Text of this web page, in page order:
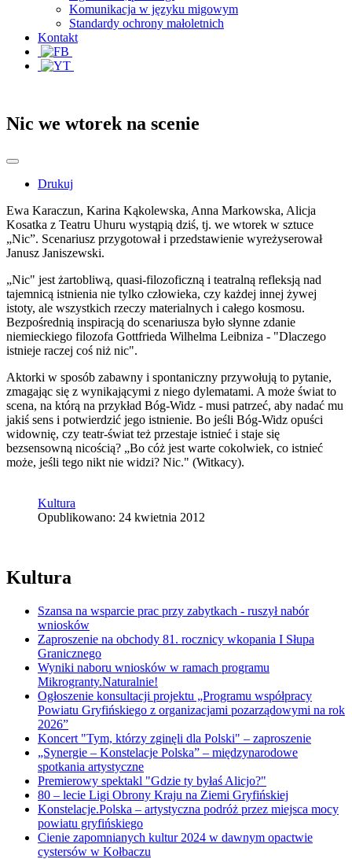
Komunikacja w języku migowym
Standardy ochrony małoletnich
Kontakt
Nic we wtorek na scenie
Drukuj
Ewa Karaczun, Karina Kąkolewska, Anna Markowska, Alicja
Kosatka z Teatru Uhuru wystąpią dziś, tj. we wtorek w sztuce
„Nic”. Scenariusz przygotował i przedstawienie wyreżyserował
Janusz Janiszewski.
„Nic" jest żartobliwą, quasi-filozoficzną i teatralną refleksją nad
tajemnicą istnienia nie tylko człowieka, czy każdej innej żywej
istoty, ale wszystkich rzeczy materialnych i całego kosmosu.
Bezpośrednią inspiracją do scenariusza było słynne zdanie
niemieckiego filozofa Gottfrieda Wilhelma Leibniza - "Dlaczego
istnieje raczej coś niż nic".
Aktorki w sposób zabawny i spontaniczny przywołują to pytanie,
zmagając się z wynikającymi z niego dylematami. A może świat to
scena, na którą na przykład Bóg-Widz - musi patrzeć, aby nadać mu
jakiś sens i potwierdzić jego istnienie. Bo jeśli Bóg-Widz opuści
widownię, czy teatr-świat też przestaje istnieć i staje się
bezsensowną nicością? „Bo cóż jest warte cokolwiek, co istnieć
może, jeśli tego nikt nie widzi? Nic." (Witkacy).
Kultura
Opublikowano: 24 kwietnia 2012
Kultura
Szansa na wsparcie prac przy zabytkach - ruszył nabór
wniosków
Zaproszenie na obchody 81. rocznicy wkopania I Słupa
Granicznego
Wyniki naboru wniosków w ramach programu
Mikrogranty.Naturalnie!
Ogłoszenie konsultacji projektu „Programu współpracy
Powiatu Gryfińskiego z organizacjami pozarządowymi na rok
2026”
Koncert "Tym, którzy zginęli dla Polski" – zaproszenie
„Synergie – Konstelacje Polska” – międzynarodowe
spotkania artystyczne
Premierowy spektakl "Gdzie ty byłaś Alicjo?"
80 – lecie Ligi Obrony Kraju na Ziemi Gryfińskiej
Konstelacje.Polska – artystyczna podróż przez miejsca mocy
powiatu gryfińskiego
Cienie zapomnianych kultur 2024 w dawnym opactwie
cystersów w Kołbaczu